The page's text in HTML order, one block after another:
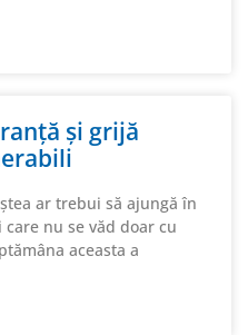
și grijă
ar trebui să ajungă în
nu se văd doar cu
aceasta a